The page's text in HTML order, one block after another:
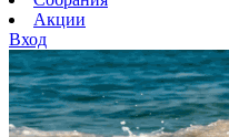
Акции
Вход